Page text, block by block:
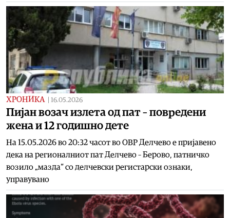
ХРОНИКА 16.05.2026
Пијан возач излета од пат – повредени
жена и 12 годишно дете
На 15.05.2026 во 20:32 часот во ОВР Делчево е пријавено
дека на регионалниот пат Делчево – Берово, патничко
возило „мазда“ со делчевски регистарски ознаки,
управувано